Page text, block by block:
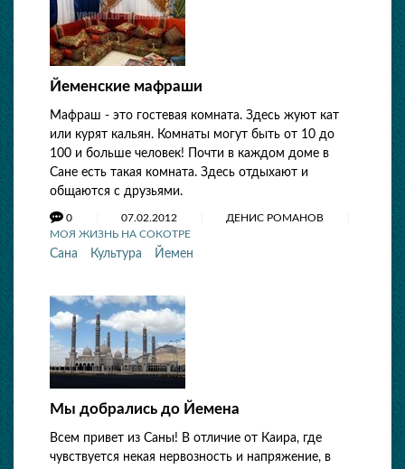
Йеменские мафраши
Мафраш - это гостевая комната. Здесь жуют кат
или курят кальян. Комнаты могут быть от 10 до
100 и больше человек! Почти в каждом доме в
Сане есть такая комната. Здесь отдыхают и
общаются с друзьями.
0 07.02.2012
ДЕНИС РОМАНОВ
МОЯ ЖИЗНЬ НА СОКОТРЕ
Сана Культура Йемен
Мы добрались до Йемена
Всем привет из Саны! В отличие от Каира, где
чувствуется некая нервозность и напряжение, в